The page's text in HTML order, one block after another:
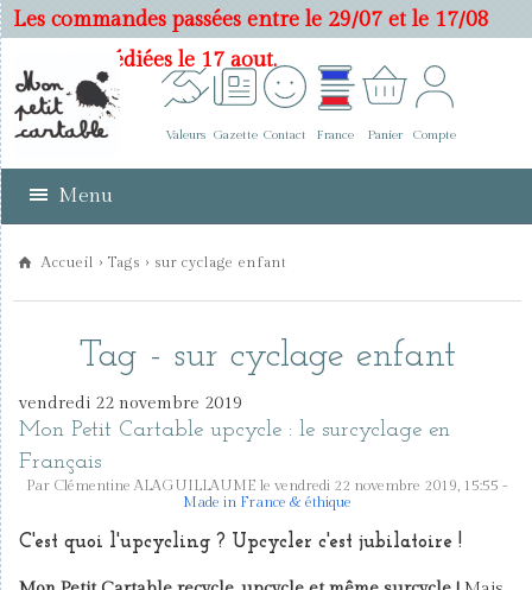
Les commandes passées entre le 29/07 et le 17/08
seront expédiées le 17 aout.
Valeurs Gazette Contact France Panier Compte
Menu
Accueil ›Tags › sur cyclage enfant
Tag - sur cyclage enfant
vendredi 22 novembre 2019
Mon Petit Cartable upcycle : le surcyclage en
Français
Par Clémentine ALAGUILLAUME le vendredi 22 novembre 2019, 15:55 -
Made in France & éthique
C'est quoi l'upcycling ? Upcycler c'est jubilatoire !